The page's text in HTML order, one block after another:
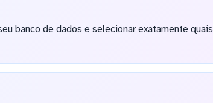
banco de dados e selecionar exatamente quais